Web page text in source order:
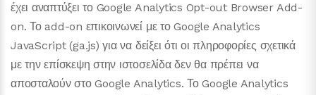
έχει αναπτύξει το Google Analytics Opt-out Browser Add-
on. Το add-on επικοινωνεί με το Google Analytics
JavaScript (ga.js) για να δείξει ότι οι πληροφορίες σχετικά
με την επίσκεψη στην ιστοσελίδα δεν θα πρέπει να
αποσταλούν στο Google Analytics. Το Google Analytics